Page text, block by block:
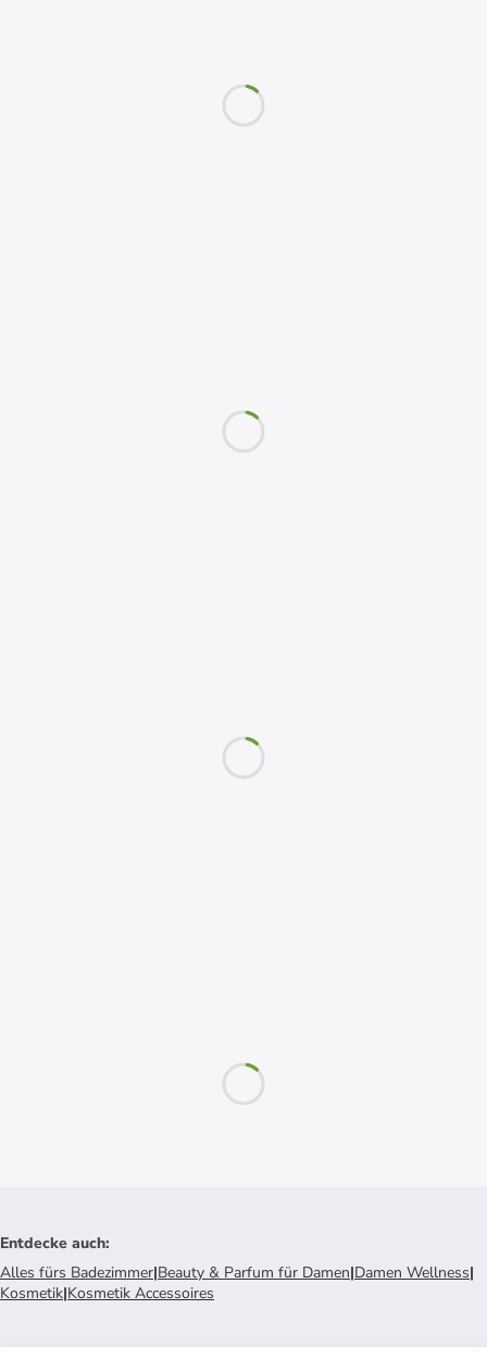
Entdecke auch:
Alles fürs Badezimmer|Beauty & Parfum für Damen|Damen Wellness|
Kosmetik|Kosmetik Accessoires